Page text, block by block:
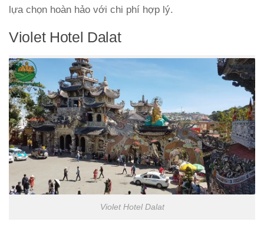
lựa chọn hoàn hảo với chi phí hợp lý.
Violet Hotel Dalat
Violet Hotel Dalat